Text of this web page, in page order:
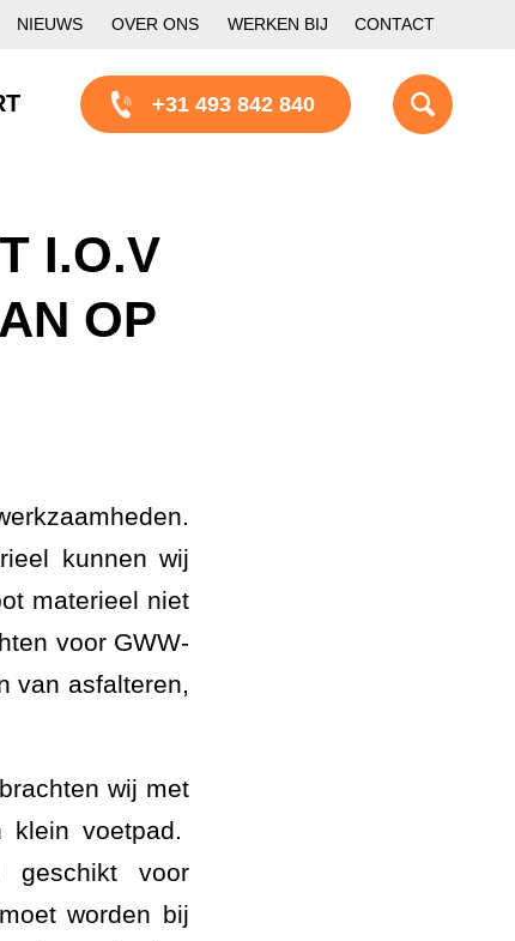
NIEUWS OVER ONS WERKEN BIJ CONTACT
+31 493 842 840
I.O.V
OP
kunnen wij
materieel niet
voor GWW-
van asfalteren,
wij met
voetpad.
geschikt voor
worden bij